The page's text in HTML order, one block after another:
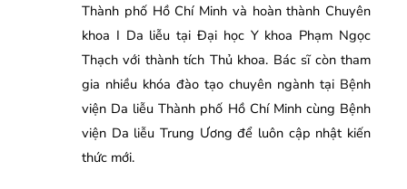
Thành phố Hồ Chí Minh và hoàn thành Chuyên
khoa I Da liễu tại Đại học Y khoa Phạm Ngọc
Thạch với thành tích Thủ khoa. Bác sĩ còn tham
gia nhiều khóa đào tạo chuyên ngành tại Bệnh
viện Da liễu Thành phố Hồ Chí Minh cùng Bệnh
viện Da liễu Trung Ương để luôn cập nhật kiến
thức mới.